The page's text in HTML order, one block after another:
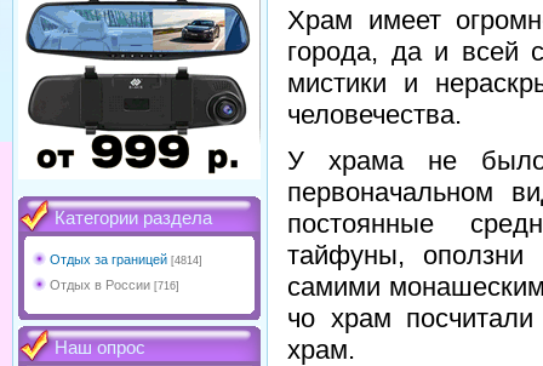
Категории раздела
Отдых за границей [4814]
Отдых в России [716]
Наш опрос
Храм имеет
города, да и всей
мистики и
человечества.
У храма не было
первоначальном
постоянные
тайфуны,
самими
чо храм
храм.